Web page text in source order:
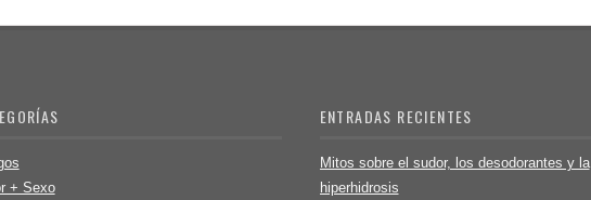
+ Sexo
ENTRADAS RECIENTES
Mitos sobre el sudor, los desodorantes y la
hiperhidrosis